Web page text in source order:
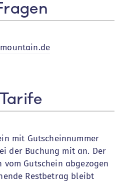
mit Gutscheinnummer
der Buchung mit an. Der
Gutschein abgezogen
Restbetrag bleibt